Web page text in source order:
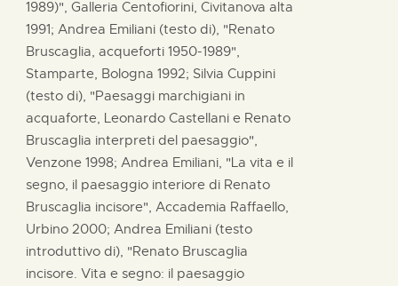
1989)", Galleria Centofiorini, Civitanova alta
1991; Andrea Emiliani (testo di), "Renato
Bruscaglia, acqueforti 1950-1989",
Stamparte, Bologna 1992; Silvia Cuppini
(testo di), "Paesaggi marchigiani in
acquaforte, Leonardo Castellani e Renato
Bruscaglia interpreti del paesaggio",
Venzone 1998; Andrea Emiliani, "La vita e il
segno, il paesaggio interiore di Renato
Bruscaglia incisore", Accademia Raffaello,
Urbino 2000; Andrea Emiliani (testo
introduttivo di), "Renato Bruscaglia
incisore. Vita e segno: il paesaggio